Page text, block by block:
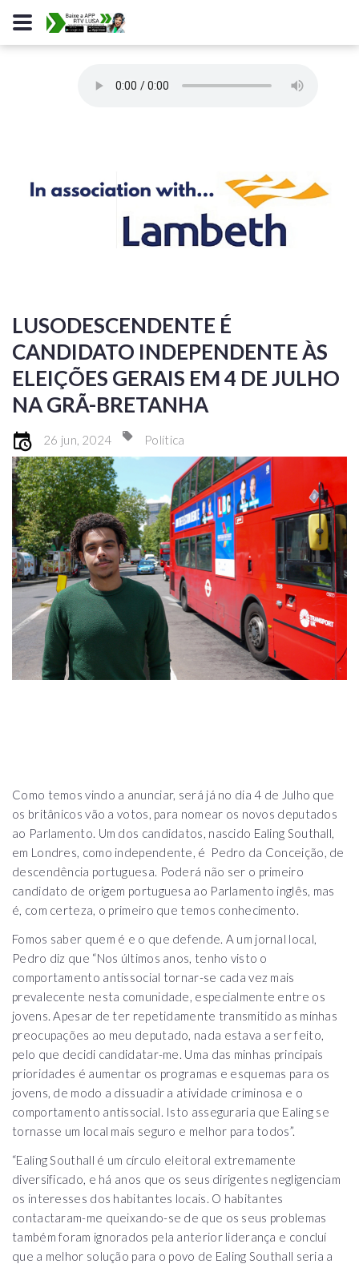
LUSODESCENDENTE É
CANDIDATO INDEPENDENTE ÀS
ELEIÇÕES GERAIS EM 4 DE JULHO
NA GRÃ-BRETANHA
26 jun, 2024 Política
Como temos vindo a anunciar, será já no dia 4 de Julho que
os britânicos vão a votos, para nomear os novos deputados
ao Parlamento. Um dos candidatos, nascido Ealing Southall,
em Londres, como independente, é Pedro da Conceição, de
descendência portuguesa. Poderá não ser o primeiro
candidato de origem portuguesa ao Parlamento inglês, mas
é, com certeza, o primeiro que temos conhecimento.
Fomos saber quem é e o que defende. A um jornal local,
Pedro diz que “Nos últimos anos, tenho visto o
comportamento antissocial tornar-se cada vez mais
prevalecente nesta comunidade, especialmente entre os
jovens. Apesar de ter repetidamente transmitido as minhas
preocupações ao meu deputado, nada estava a ser feito,
pelo que decidi candidatar-me. Uma das minhas principais
prioridades é aumentar os programas e esquemas para os
jovens, de modo a dissuadir a atividade criminosa e o
comportamento antissocial. Isto asseguraria que Ealing se
tornasse um local mais seguro e melhor para todos”.
“Ealing Southall é um círculo eleitoral extremamente
diversificado, e há anos que os seus dirigentes negligenciam
os interesses dos habitantes locais. O habitantes
contactaram-me queixando-se de que os seus problemas
também foram ignorados pela anterior liderança e concluí
que a melhor solução para o povo de Ealing Southall seria a